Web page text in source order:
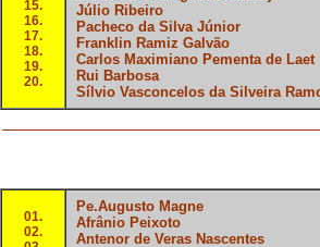
15.
16.
17.
18.
19.
20.
Júlio Ribeiro
Pacheco da Silva Júnior
Franklin Ramiz Galvão
Carlos Maximiano Pementa de Laet
Rui Barbosa
Sílvio Vasconcelos da Silveira
01.
02.
Pe.Augusto Magne
Afrânio Peixoto
Antenor de Veras Nascentes